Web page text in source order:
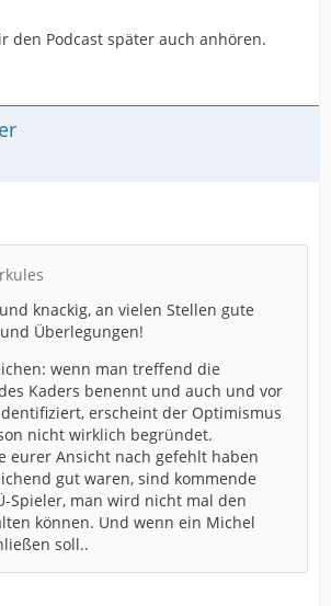
den Podcast später auch anhören.
knackig, an vielen Stellen gute
Überlegungen!
wenn man treffend die
Kaders benennt und auch und vor
erscheint der Optimismus
nicht wirklich begründet.
eurer Ansicht nach gefehlt haben
gut waren, sind kommende
Spieler, man wird nicht mal den
können. Und wenn ein Michel
soll..